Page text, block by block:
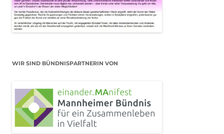
WIR SIND BÜNDNISPARTNERIN VON